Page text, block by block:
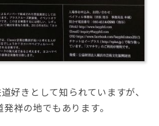
好きとして知られていますが、
祥の地でもあります。